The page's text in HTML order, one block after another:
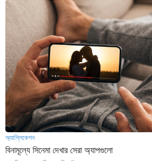
অ্যাপ্লিকেশন
বিনামূল্যে সিনেমা দেখার সেরা অ্যাপগুলো